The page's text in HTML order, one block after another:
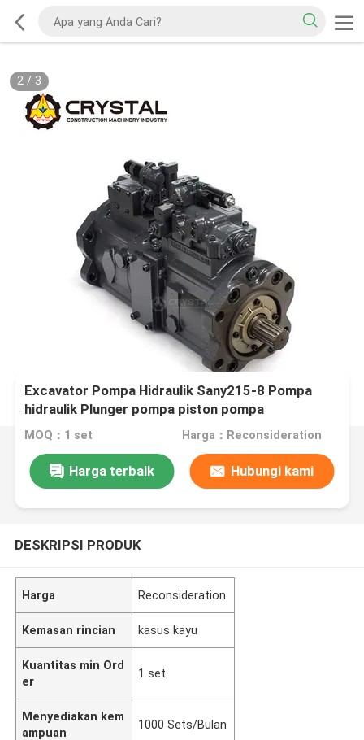
2/ 3
Excavator Pompa Hidraulik Sany215-8 Pompa
hidraulik Plunger pompa piston pompa
MOQ：1 set Harga：Reconsideration
Harga terbaik Hubungi kami
DESKRIPSI PRODUK
Harga Reconsideration
Kemasan rincian kasus kayu
Kuantitas min Ord
er
1 set
Menyediakan kem
ampuan
1000 Sets/Bulan